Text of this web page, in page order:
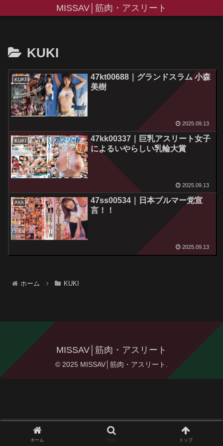
MISSAV│筋肉・アスリート
KUKI
KUKI
47kt00688｜グランドスラム 小森
美樹
2025.09.13
KUKI
47kk00337｜巨乳アスリート女子
によるいやらしい乳輪大賞
2025.09.13
AYA
47ss00534｜日本ブルマー党宣
言！！
2025.09.13
ホーム KUKI
MISSAV│筋肉・アスリート
© 2025 MISSAV│筋肉・アスリート.
ホーム トップ